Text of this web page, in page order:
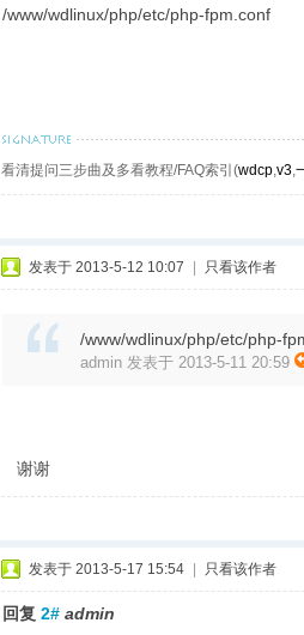
/www/wdlinux/php/etc/php-fpm.conf
看清提问三步曲及多看教程/FAQ索引(wdcp,v3,
发表于 2013-5-12 10:07 只看该作者
/www/wdlinux/php/etc/php-
admin 发表于 2013-5-11 20:59
谢谢
发表于 2013-5-17 15:54 只看该作者
回复 2# admin